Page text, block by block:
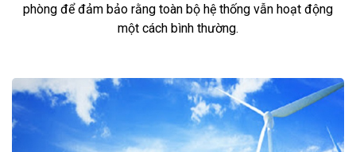
phòng để đảm bảo rằng toàn bộ hệ thống vẫn hoạt động
một cách bình thường.